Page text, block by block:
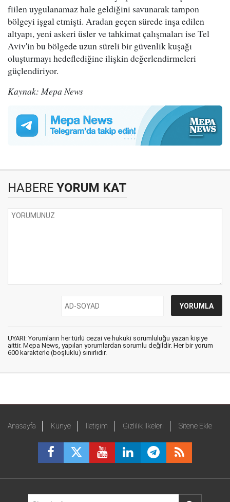
fiilen uygulanamaz hale geldiğini savunarak tampon
bölgeyi işgal etmişti. Aradan geçen sürede inşa edilen
altyapı, yeni askeri üsler ve tahkimat çalışmaları ise Tel
Aviv'in bu bölgede uzun süreli bir güvenlik kuşağı
oluşturmayı hedeflediğine ilişkin değerlendirmeleri
güçlendiriyor.
Kaynak: Mepa News
HABERE YORUM KAT
UYARI: Yorumların her türlü cezai ve hukuki sorumluluğu yazan kişiye
aittir. Mepa News, yapılan yorumlardan sorumlu değildir. Her bir yorum
600 karakterle (boşluklu) sınırlıdır.
Anasayfa Künye İletişim Gizlilik İlkeleri Sitene Ekle